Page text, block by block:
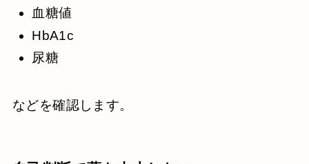
血糖値
HbA1c
尿糖
などを確認します。